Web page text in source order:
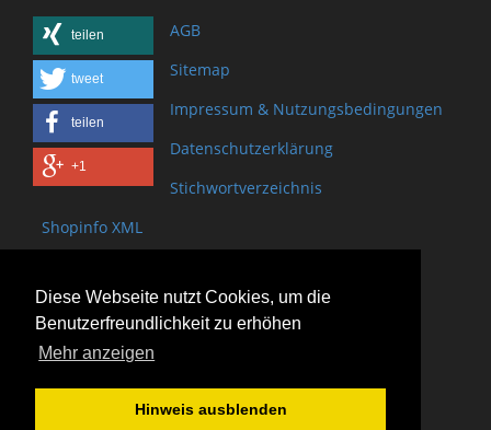
Diese Webseite nutzt Cookies, um die
Benutzerfreundlichkeit zu erhöhen
Mehr anzeigen
Hinweis ausblenden
teilen
tweet
teilen
+1
AGB
Sitemap
Impressum & Nutzungsbedingungen
Datenschutzerklärung
Stichwortverzeichnis
Shopinfo XML
Bischof-Brand Straße 2
61440 Oberursel
(+49) 6171 - 98 11 80
(+49) 6171 - 98 28 10